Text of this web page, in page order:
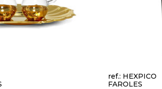
ref.: HEXPICO
FAROLES